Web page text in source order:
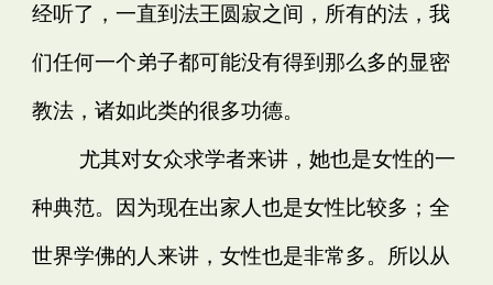
经听了，一直到法王圆寂之间，所有的法，我
们任何一个弟子都可能没有得到那么多的显密
教法，诸如此类的很多功德。
尤其对女众求学者来讲，她也是女性的一
种典范。因为现在出家人也是女性比较多；全
世界学佛的人来讲，女性也是非常多。所以从